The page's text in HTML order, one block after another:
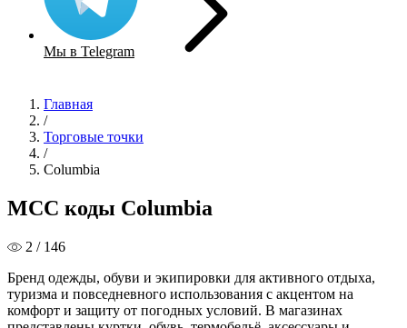
Мы в Telegram
Главная
/
Торговые точки
/
Columbia
MCC коды Columbia
2 / 146
Бренд одежды, обуви и экипировки для активного отдыха,
туризма и повседневного использования с акцентом на
комфорт и защиту от погодных условий. В магазинах